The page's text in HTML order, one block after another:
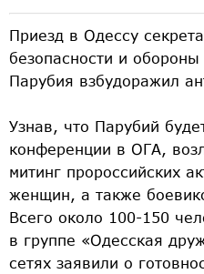
Приезд в Одессу
безопасности и
Парубия взбудоражил
Узнав, что Парубий
конференции в ОГА,
митинг пророссийских
женщин, а также
Всего около 100-150
в группе «Одесская
сетях заявили о